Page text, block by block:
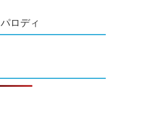
ロディ